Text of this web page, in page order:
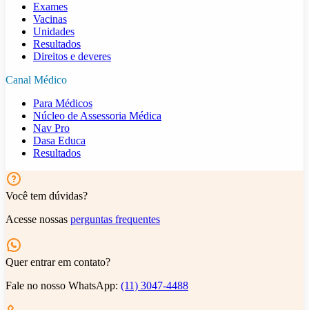
Exames
Vacinas
Unidades
Resultados
Direitos e deveres
Canal Médico
Para Médicos
Núcleo de Assessoria Médica
Nav Pro
Dasa Educa
Resultados
Você tem dúvidas?
Acesse nossas perguntas frequentes
Quer entrar em contato?
Fale no nosso WhatsApp: (11) 3047-4488